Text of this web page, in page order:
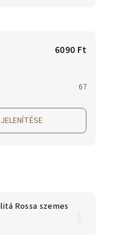
6090 Ft
67
Rossa szemes